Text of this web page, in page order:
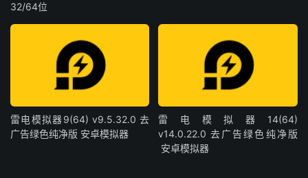
32/64位
雷电模拟器9(64) v9.5.32.0 去
广告绿色纯净版 安卓模拟器
雷电模拟器14(64)
v14.0.22.0 去广告绿色纯净版
安卓模拟器